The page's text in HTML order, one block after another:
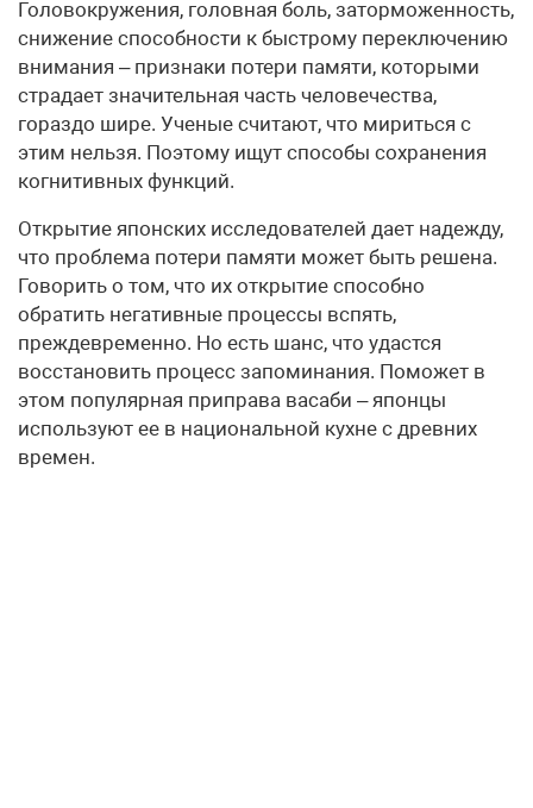
Головокружения, головная боль, заторможенность,
снижение способности к быстрому переключению
внимания – признаки потери памяти, которыми
страдает значительная часть человечества,
гораздо шире. Ученые считают, что мириться с
этим нельзя. Поэтому ищут способы сохранения
когнитивных функций.
Открытие японских исследователей дает надежду,
что проблема потери памяти может быть решена.
Говорить о том, что их открытие способно
обратить негативные процессы вспять,
преждевременно. Но есть шанс, что удастся
восстановить процесс запоминания. Поможет в
этом популярная приправа васаби – японцы
используют ее в национальной кухне с древних
времен.